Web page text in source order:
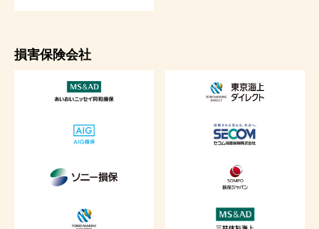
損害保険会社